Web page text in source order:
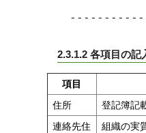
2.3.1.2 各項目の記
項目
住所
登記簿記
連絡先住
組織の実